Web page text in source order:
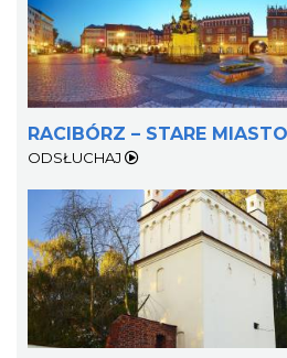
RACIBÓRZ – STARE
ODSŁUCHAJ